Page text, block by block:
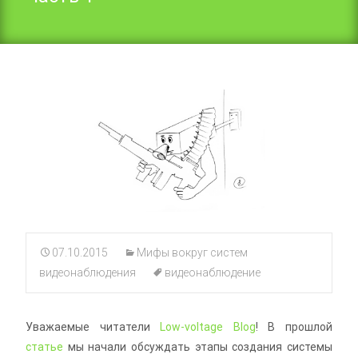
07.10.2015
Мифы вокруг систем
видеонаблюдения
видеонаблюдение
Уважаемые читателиLow-voltage Blog! В прошлой
статье мы начали обсуждать этапы создания системы